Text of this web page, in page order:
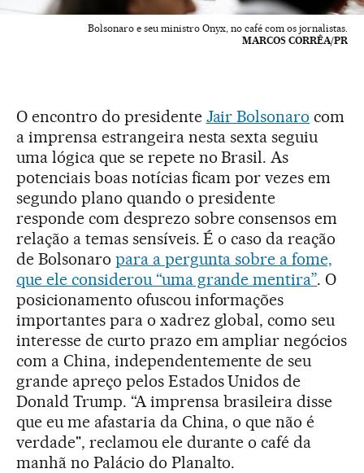
Bolsonaro e seu ministro Onyx, no café com os jornalistas.
MARCOS CORRÊA/PR
O encontro do presidente Jair Bolsonaro com
a imprensa estrangeira nesta sexta seguiu
uma lógica que se repete no Brasil. As
potenciais boas notícias ficam por vezes em
segundo plano quando o presidente
responde com desprezo sobre consensos em
relação a temas sensíveis. É o caso da reação
de Bolsonaro para a pergunta sobre a fome,
que ele considerou “uma grande mentira”. O
posicionamento ofuscou informações
importantes para o xadrez global, como seu
interesse de curto prazo em ampliar negócios
com a China, independentemente de seu
grande apreço pelos Estados Unidos de
Donald Trump. “A imprensa brasileira disse
que eu me afastaria da China, o que não é
verdade", reclamou ele durante o café da
manhã no Palácio do Planalto.